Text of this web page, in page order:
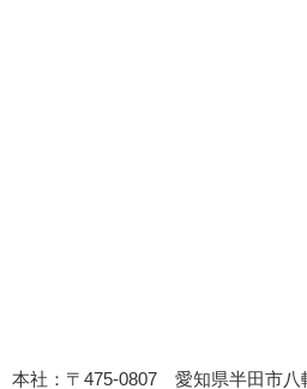
本社：〒475-0807 愛知県半田市八